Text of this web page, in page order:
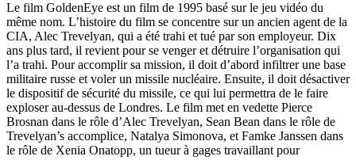
Le film GoldenEye est un film de 1995 basé sur le jeu vidéo du
même nom. L’histoire du film se concentre sur un ancien agent de la
CIA, Alec Trevelyan, qui a été trahi et tué par son employeur. Dix
ans plus tard, il revient pour se venger et détruire l’organisation qui
l’a trahi. Pour accomplir sa mission, il doit d’abord infiltrer une base
militaire russe et voler un missile nucléaire. Ensuite, il doit désactiver
le dispositif de sécurité du missile, ce qui lui permettra de le faire
exploser au-dessus de Londres. Le film met en vedette Pierce
Brosnan dans le rôle d’Alec Trevelyan, Sean Bean dans le rôle de
Trevelyan’s accomplice, Natalya Simonova, et Famke Janssen dans
le rôle de Xenia Onatopp, un tueur à gages travaillant pour